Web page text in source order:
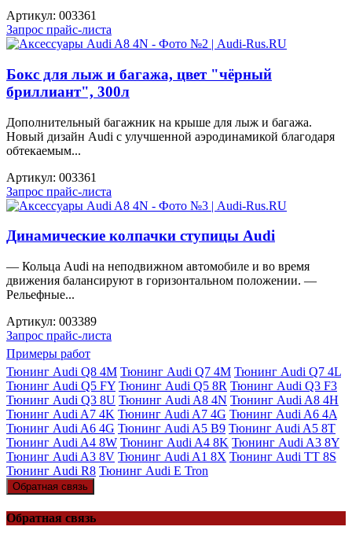
Артикул: 003361
Запрос прайс-листа
Бокс для лыж и багажа, цвет "чёрный
бриллиант", 300л
Дополнительный багажник на крыше для лыж и багажа.
Новый дизайн Audi с улучшенной аэродинамикой благодаря
обтекаемым...
Артикул: 003361
Запрос прайс-листа
Динамические колпачки ступицы Audi
— Кольца Audi на неподвижном автомобиле и во время
движения балансируют в горизонтальном положении. —
Рельефные...
Артикул: 003389
Запрос прайс-листа
Примеры работ
Тюнинг Audi Q8 4M Тюнинг Audi Q7 4M Тюнинг Audi Q7 4L
Тюнинг Audi Q5 FY Тюнинг Audi Q5 8R Тюнинг Audi Q3 F3
Тюнинг Audi Q3 8U Тюнинг Audi A8 4N Тюнинг Audi A8 4H
Тюнинг Audi A7 4K Тюнинг Audi A7 4G Тюнинг Audi A6 4A
Тюнинг Audi A6 4G Тюнинг Audi A5 B9 Тюнинг Audi A5 8T
Тюнинг Audi A4 8W Тюнинг Audi A4 8K Тюнинг Audi A3 8Y
Тюнинг Audi A3 8V Тюнинг Audi A1 8X Тюнинг Audi TT 8S
Тюнинг Audi R8 Тюнинг Audi E Tron
Обратная связь
Обратная связь